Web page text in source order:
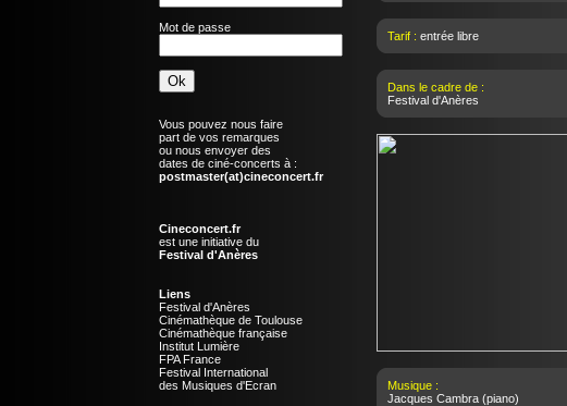
Mot de passe
Vous pouvez nous faire
part de vos remarques
ou nous envoyer des
dates de ciné-concerts à :
postmaster(at)cineconcert.fr
Cineconcert.fr
est une initiative du
Festival d'Anères
Liens
Festival d'Anères
Cinémathèque de Toulouse
Cinémathèque française
Institut Lumière
FPA France
Festival International
des Musiques d'Ecran
Tarif : entrée libre
Dans le cadre de :
Festival d'Anères
Musique :
Jacques Cambra(piano)